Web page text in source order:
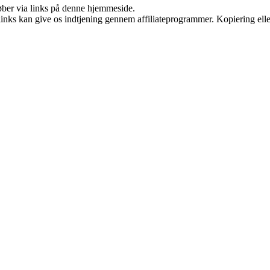
via links på denne hjemmeside.
kan give os indtjening gennem affiliateprogrammer. Kopiering